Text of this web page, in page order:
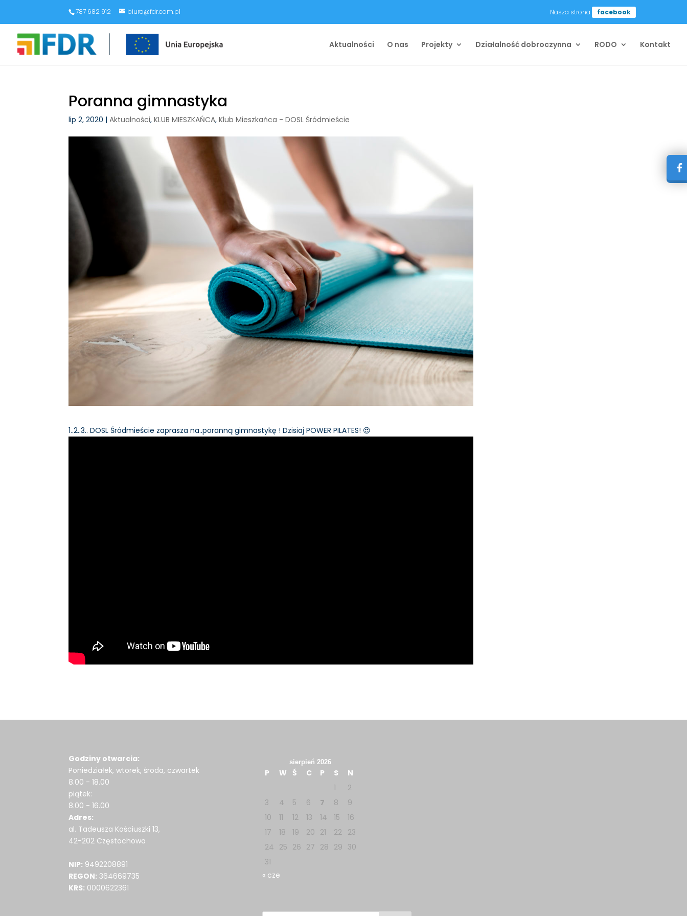
787 682 912 biuro@fdr.com.pl Nasza strona facebook
Aktualności O nas Projekty Działalność dobroczynna RODO Kontakt
Poranna gimnastyka
lip 2, 2020 |Aktualności,KLUB MIESZKAŃCA,Klub Mieszkańca - DOSL Śródmieście
1..2..3.. DOSL Śródmieście zaprasza na..poranną gimnastykę ! Dzisiaj POWER PILATES! 😍
Godziny otwarcia:
Poniedziałek, wtorek, środa, czwartek
8.00 - 18.00
piątek:
8.00 - 16.00
Adres:
al. Tadeusza Kościuszki 13,
42-202 Częstochowa
NIP: 9492208891
REGON: 364669735
KRS: 0000622361
sierpień 2026
P W Ś C P S
N
1
2
3
4 5 6 7 8
9
10
11 12 13 14 15
16
17
18 19 20 21 22
23
24 25 26 27 28 29 30
31
« cze